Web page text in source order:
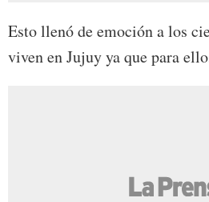
Esto llenó de emoción a los
viven en Jujuy ya que para